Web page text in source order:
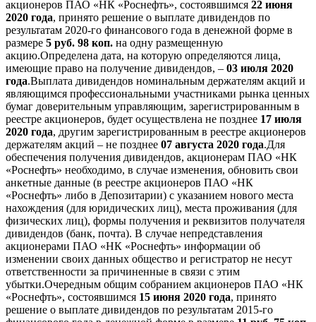
акционеров ПАО «НК «Роснефть», состоявшимся 22 июня
2020 года, принято решение о выплате дивидендов по
результатам 2020-го финансового года в денежной форме в
размере 5 руб. 98 коп. на одну размещенную
акцию.Определена дата, на которую определяются лица,
имеющие право на получение дивидендов, – 03 июля 2020
года.Выплата дивидендов номинальным держателям акций и
являющимся профессиональными участниками рынка ценных
бумаг доверительным управляющим, зарегистрированным в
реестре акционеров, будет осуществлена не позднее 17 июля
2020 года, другим зарегистрированным в реестре акционеров
держателям акций – не позднее 07 августа 2020 года.Для
обеспечения получения дивидендов, акционерам ПАО «НК
«Роснефть» необходимо, в случае изменения, обновить свои
анкетные данные (в реестре акционеров ПАО «НК
«Роснефть» либо в Депозитарии) с указанием нового места
нахождения (для юридических лиц), места проживания (для
физических лиц), формы получения и реквизитов получателя
дивидендов (банк, почта). В случае непредставления
акционерами ПАО «НК «Роснефть» информации об
изменении своих данных общество и регистратор не несут
ответственности за причиненные в связи с этим
убытки.Очередным общим собранием акционеров ПАО «НК
«Роснефть», состоявшимся 15 июня 2020 года, принято
решение о выплате дивидендов по результатам 2015-го